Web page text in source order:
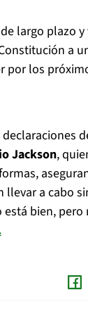
largo plazo
a
por los
Jackson,
a cabo
bien,